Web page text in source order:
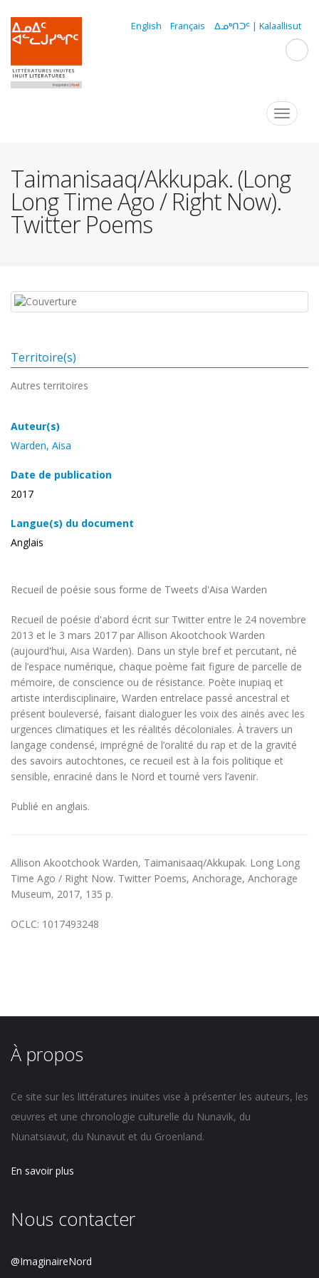
contenu
English Français ᐃᓄᒃᑎᑐᑦ | Kalaallisut
Toggle
Taimanisaaq/Akkupak. (Long
Long Time Ago / Right Now).
Twitter Poems
Territoire(s)
Autres territoires
Auteur(s)
Warden, Aisa
Date de publication
2017
Langue(s) du document
Anglais
Recueil de poésie sous forme de Tweets d'Aisa Warden
Recueil de poésie d'abord écrit sur Twitter entre le 24 novembre
2013 et le 3 mars 2017 par Allison Akootchook Warden
(aujourd'hui, Aisa Warden). Dans un style bref et percutant, né
de l’espace numérique, chaque poème fait figure de parcelle de
mémoire, de conscience ou de résistance. Poète inupiaq et
artiste interdisciplinaire, Warden entrelace passé ancestral et
présent bouleversé, faisant dialoguer les voix des ainés avec les
urgences climatiques et les réalités décoloniales. À travers un
langage condensé, imprégné de l’oralité du rap et de la gravité
des savoirs autochtones, ce recueil est à la fois politique et
sensible, enraciné dans le Nord et tourné vers l’avenir.
Publié en anglais.
Allison Akootchook Warden, Taimanisaaq/Akkupak. Long Long
Time Ago / Right Now. Twitter Poems, Anchorage, Anchorage
Museum, 2017, 135 p.
OCLC: 1017493248
À propos
Ce site sur les littératures inuites vise à présenter les auteurs, les
œuvres et une chronologie culturelle du Nunavik, du
Nunatsiavut, du Nunavut et du Groenland.
En savoir plus
Nous contacter
@ImaginaireNord